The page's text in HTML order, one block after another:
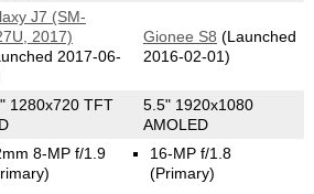
J7 (SM-
2017)
2017-06-
Gionee S8 (Launched
2016-02-01)
1280x720 TFT
5.5" 1920x1080
AMOLED
8-MP f/1.9
16-MP f/1.8
(Primary)